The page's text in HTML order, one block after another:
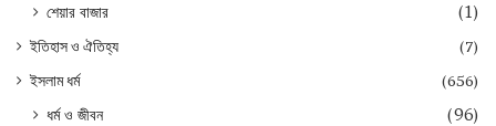
শেয়ার বাজার
(1)
ইতিহাস ও ঐতিহ্য
(7)
ইসলাম ধর্ম
(656)
ধর্ম ও জীবন (96)